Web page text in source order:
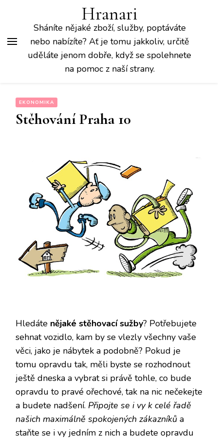
Hranari
Sháníte nějaké zboží, služby, poptáváte
nebo nabízíte? Ať je tomu jakkoliv, určitě
uděláte jenom dobře, když se spolehnete
na pomoc z naší strany.
EKONOMIKA
Stěhování Praha 10
Hledáte nějaké stěhovací sužby? Potřebujete
sehnat vozidlo, kam by se vlezly všechny vaše
věci, jako je nábytek a podobně? Pokud je
tomu opravdu tak, měli byste se rozhodnout
ještě dneska a vybrat si právě tohle, co bude
opravdu to pravé ořechové, tak na nic nečekejte
a budete nadšení. Připojte se i vy k celé řadě
našich maximálně spokojených zákazníků a
staňte se i vy jedním z nich a budete opravdu